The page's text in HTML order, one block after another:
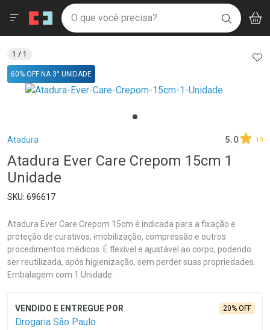
Drogaria São Paulo
Ir direto para a home
pela página
Ir direto para o conteúdo
Ir direto para a busca
Ir direto para a conta
Ir direto para a ajuda
Ir direto para a notificações
Ir direto para o carrinho
Faça a sua busca
O que você precisa? BUSCAR
Menu
Breadcrumb
Atadura 5.0 10
Atadura Ever Care Crepom 15cm 1
Unidade
696617
Atadura Ever Care Crepom 15cm é indicada para a fixação e
proteção de curativos, imobilização, compressão e outros
procedimentos médicos. É flexível e ajustável ao corpo, podendo
ser reutilizada, após higienização, sem perder suas propriedades.
Embalagem com 1 Unidade.
Drogaria São Paulo
20% OFF
60% OFF NA 3° UNIDADE
1 / 1